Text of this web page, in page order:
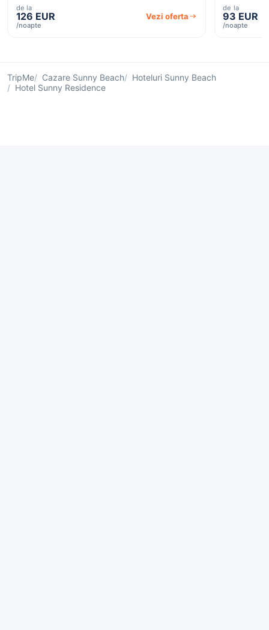
de la
126 EUR
/noapte
Vezi oferta
de la
93 EUR
/noapte
TripMe Cazare Sunny Beach
Hoteluri Sunny Beach
Hotel Sunny Residence